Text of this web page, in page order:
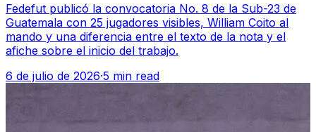
Fedefut publicó la convocatoria No. 8 de la Sub-23 de
Guatemala con 25 jugadores visibles, William Coito al
mando y una diferencia entre el texto de la nota y el
afiche sobre el inicio del trabajo.
6 de julio de 2026·5 min read